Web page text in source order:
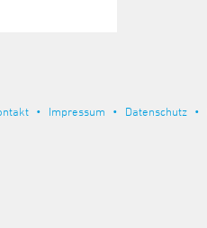
Impressum Datenschutz